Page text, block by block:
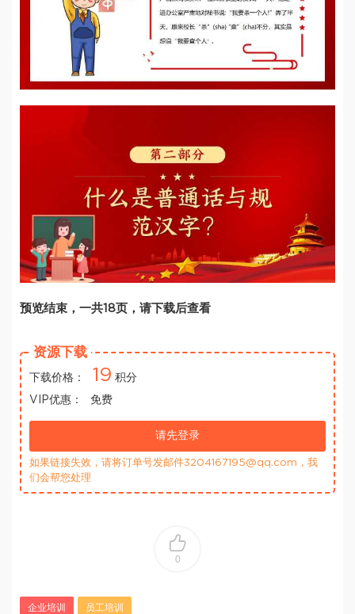
预览结束，一共18页，请下载后查看
资源下载
下载价格： 19 积分
VIP优惠：
免费
请先登录
如果链接失效，请将订单号发邮件3204167195@qq.com，我
们会帮您处理
0
企业培训 员工培训